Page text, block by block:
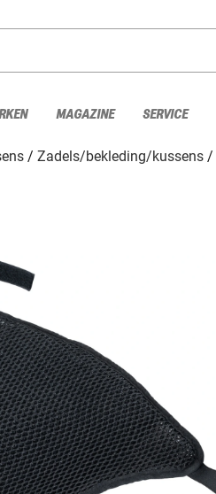
MAGAZINE SERVICE
Zadels/bekleding/kussens